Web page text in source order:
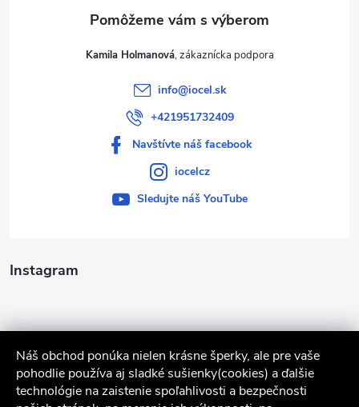
Náš obchod ponúka nielen krásne šperky, ale pre vaše
pohodlie používa aj sladké sušienky(cookies) a ďalšie
technológie na zaistenie spoľahlivosti a bezpečnosti
Instagram
Kamila Holmanová
info@iocel.sk
+421951732409
Navštívte náš facebook
iocelcz
Sledujte náš YouTube